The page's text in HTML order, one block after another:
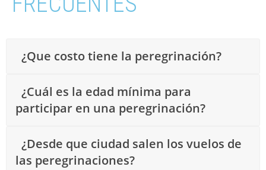
¿Que costo tiene la peregrinación?
¿Cuál es la edad mínima para
participar en una peregrinación?
¿Desde que ciudad salen los vuelos de
las peregrinaciones?